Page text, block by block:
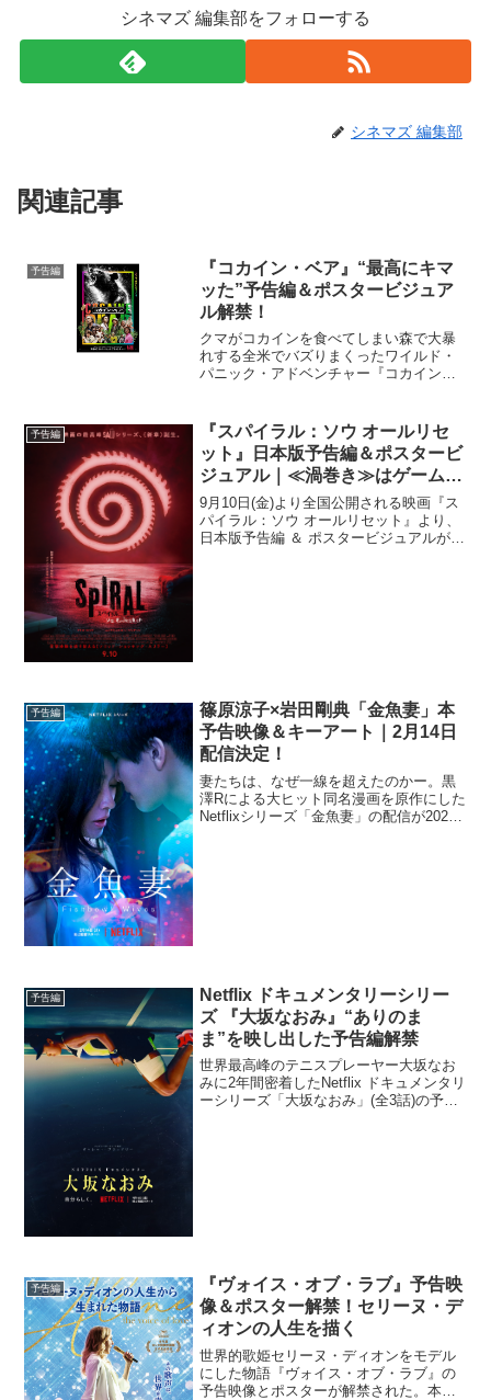
シネマズ 編集部をフォローする
シネマズ 編集部
関連記事
予告編
『コカイン・ベア』“最高にキマ
ッた”予告編＆ポスタービジュア
ル解禁！
クマがコカインを食べてしまい森で大暴
れする全米でバズりまくったワイルド・
パニック・アドベンチャー『コカイン・
た麻薬輸送機から落下したコカインをク
マが食べてしまうとい...
予告編
『スパイラル：ソウ オールリセ
ット』日本版予告編＆ポスタービ
ジュアル｜≪渦巻き≫はゲームの
始まり
9月10日(金)より全国公開される映画『ス
パイラル：ソウ オールリセット』より、
日本版予告編 ＆ ポスタービジュアルが解
予告編
篠原涼子×岩田剛典「金魚妻」本
予告映像＆キーアート｜2月14日
配信決定！
妻たちは、なぜ一線を超えたのかー。黒
澤Rによる大ヒット同名漫画を原作にした
Netflixシリーズ「金魚妻」の配信が2022
予告編
Netflix ドキュメンタリーシリー
ズ 『大坂なおみ』“ありのま
ま”を映し出した予告編解禁
世界最高峰のテニスプレーヤー大坂なお
みに2年間密着したNetflix ドキュメンタリ
ーシリーズ「大坂なおみ」(全3話)の予告
予告編
『ヴォイス・オブ・ラブ』予告映
像＆ポスター解禁！セリーヌ・デ
ィオンの人生を描く
世界的歌姫セリーヌ・ディオンをモデル
にした物語『ヴォイス・オブ・ラブ』の
予告映像とポスターが解禁された。本作